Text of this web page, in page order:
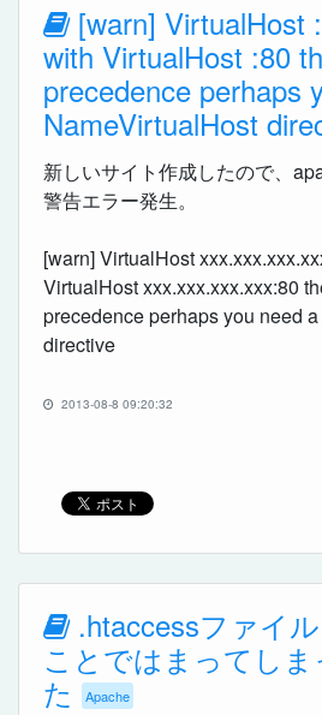
[warn] VirtualHost
with VirtualHost :80
precedence perhaps
NameVirtualHost
新しいサイト作成したので、
警告エラー発生。
[warn] VirtualHost
VirtualHost xxx.xxx.xxx.xxx:80
precedence perhaps you need
directive
2013-08-8 09:20:32
.htaccessファイ
ことではまってし
た
Apache